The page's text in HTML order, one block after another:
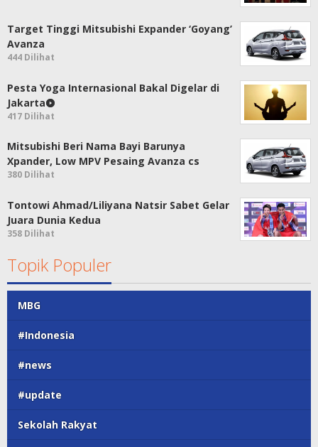
Target Tinggi Mitsubishi Expander ‘Goyang’
Avanza
444 Dilihat
Pesta Yoga Internasional Bakal Digelar di
Jakarta
417 Dilihat
Mitsubishi Beri Nama Bayi Barunya
Xpander, Low MPV Pesaing Avanza cs
380 Dilihat
Tontowi Ahmad/Liliyana Natsir Sabet Gelar
Juara Dunia Kedua
358 Dilihat
Topik Populer
MBG
#Indonesia
#news
#update
Sekolah Rakyat